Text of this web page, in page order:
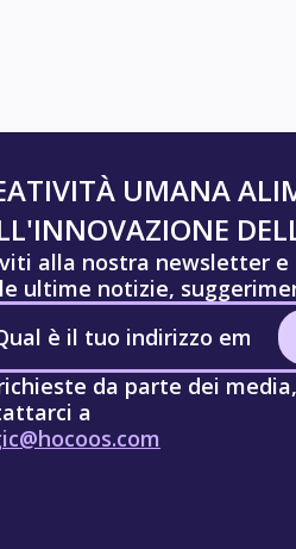
UMANA
alla nostra newsletter
ultime notizie,
da parte dei
a